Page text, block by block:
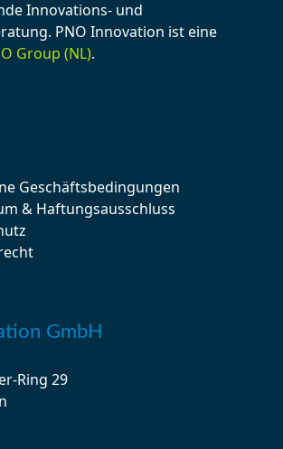
Innovations- und
. PNO Innovation ist eine
Group (NL).
Geschäftsbedingungen
& Haftungsausschluss
GmbH
Ring 29